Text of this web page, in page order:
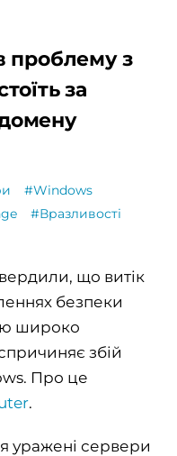
проблему з
за
#Windows
#Вразливості
що витік
безпеки
широко
збій
Про це
.
уражені сервери